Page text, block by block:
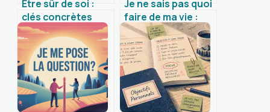
Être sûr de soi :
clés concrètes
pour renforcer sa
confiance au
quotidien
Je ne sais pas quoi
faire de ma vie :
pistes concrètes
pour y voir plus
clair